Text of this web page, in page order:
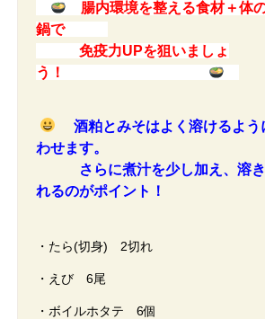
腸内環境を整える食材＋体
鍋で
免疫力UPを狙いましょ
う！
酒粕とみそはよく溶けるよう
わせます。
さらに煮汁を少し加え、溶き
れるのがポイント！
・たら(切身) 2切れ
・えび 6尾
・ボイルホタテ 6個